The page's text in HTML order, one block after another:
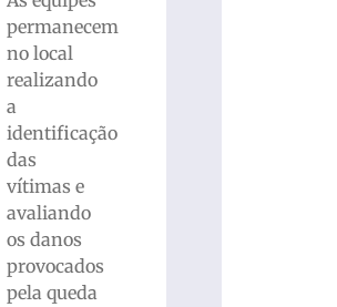
permanecem
no local
realizando
a
identificação
das
vítimas e
avaliando
os danos
provocados
pela queda